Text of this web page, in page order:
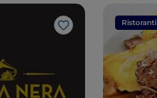
Like
Ristoranti